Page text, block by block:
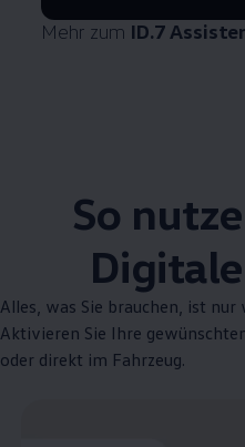
Mehr zum ID.7
So
Alles, was Sie brauchen, ist
Aktivieren Sie Ihre
oder direkt im Fahrzeug.